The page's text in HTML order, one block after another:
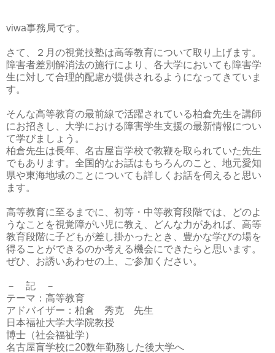
viwa事務局です。
さて、２月の視覚技塾は高等教育について取り上げます。
障害者差別解消法の施行により、各大学においても障害学
生に対して合理的配慮が提供されるようになってきていま
す。
そんな高等教育の最前線で活躍されている柏倉先生を講師
にお招きし、大学における障害学生支援の最新情報につい
て学びましょう。
柏倉先生は長年、名古屋盲学校で教鞭を取られていた先生
でもあります。全国的なお話はもちろんのこと、地元愛知
県や東海地域のことについても詳しくお話を伺えると思い
ます。
高等教育に至るまでに、初等・中等教育段階では、どのよ
うなことを視覚障がい児に教え、どんな力があれば、高等
教育段階に子どもが差し掛かったとき、豊かな学びの場を
得ることができるのか考える機会にできたらと思います。
ぜひ、お誘いあわせの上、ご参加ください。
－ 記 －
テーマ：高等教育
アドバイザー：柏倉 秀克 先生
日本福祉大学大学院教授
博士（社会福祉学）
名古屋盲学校に20数年勤務した後大学へ